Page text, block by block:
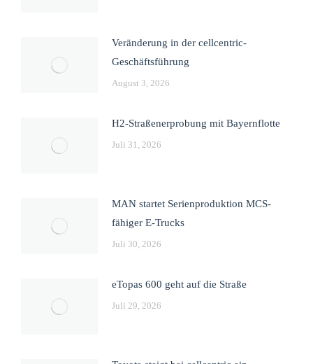
Veränderung in der cellcentric-
Geschäftsführung
August 3, 2026
H2-Straßenerprobung mit Bayernflotte
Juli 31, 2026
MAN startet Serienproduktion MCS-
fähiger E-Trucks
Juli 30, 2026
eTopas 600 geht auf die Straße
Juli 29, 2026